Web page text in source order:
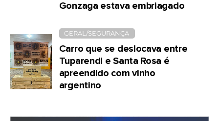
Gonzaga estava embriagado
GERAL/SEGURANÇA
Carro que se deslocava entre
Tuparendi e Santa Rosa é
apreendido com vinho
argentino